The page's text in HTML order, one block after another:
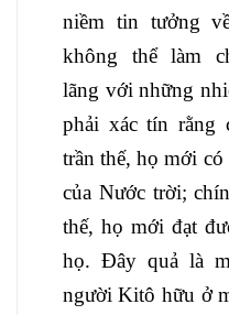
niềm tin tưởng
không thể làm
lãng với những
phải xác tín rằng
trần thế, họ mới
của Nước trời;
thế, họ mới đạt
họ. Đây quả là
người Kitô hữu ở